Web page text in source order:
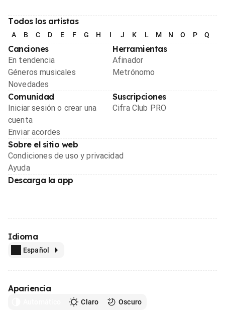
Todos los artistas
A B C D E F G H I J K L M N O P Q
Canciones
En tendencia
Géneros musicales
Novedades
Herramientas
Afinador
Metrónomo
Comunidad
Iniciar sesión o crear una
cuenta
Enviar acordes
Suscripciones
Cifra Club PRO
Sobre el sitio web
Condiciones de uso y privacidad
Ayuda
Descarga la app
Idioma
Español
Apariencia
Claro Oscuro